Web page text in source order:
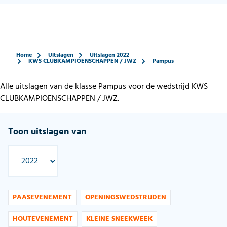
Home Uitslagen Uitslagen 2022
KWS CLUBKAMPIOENSCHAPPEN / JWZ Pampus
Alle uitslagen van de klasse Pampus voor de wedstrijd KWS
CLUBKAMPIOENSCHAPPEN / JWZ.
Toon uitslagen van
PAASEVENEMENT
OPENINGSWEDSTRIJDEN
HOUTEVENEMENT
KLEINE SNEEKWEEK